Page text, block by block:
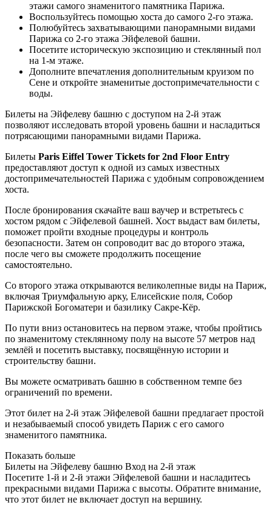
этажи самого знаменитого памятника Парижа.
Воспользуйтесь помощью хоста до самого 2-го этажа.
Полюбуйтесь захватывающими панорамными видами
Парижа со 2-го этажа Эйфелевой башни.
Посетите историческую экспозицию и стеклянный пол
на 1-м этаже.
Дополните впечатления дополнительным круизом по
Сене и откройте знаменитые достопримечательности с
воды.
Билеты на Эйфелеву башню с доступом на 2-й этаж
позволяют исследовать второй уровень башни и насладиться
потрясающими панорамными видами Парижа.
Билеты Paris Eiffel Tower Tickets for 2nd Floor Entry
предоставляют доступ к одной из самых известных
достопримечательностей Парижа с удобным сопровождением
хоста.
После бронирования скачайте ваш ваучер и встретьтесь с
хостом рядом с Эйфелевой башней. Хост выдаст вам билеты,
поможет пройти входные процедуры и контроль
безопасности. Затем он сопроводит вас до второго этажа,
после чего вы сможете продолжить посещение
самостоятельно.
Со второго этажа открываются великолепные виды на Париж,
включая Триумфальную арку, Елисейские поля, Собор
Парижской Богоматери и базилику Сакре-Кёр.
По пути вниз остановитесь на первом этаже, чтобы пройтись
по знаменитому стеклянному полу на высоте 57 метров над
землёй и посетить выставку, посвящённую истории и
строительству башни.
Вы можете осматривать башню в собственном темпе без
ограничений по времени.
Этот билет на 2-й этаж Эйфелевой башни предлагает простой
и незабываемый способ увидеть Париж с его самого
знаменитого памятника.
Показать больше
Билеты на Эйфелеву башню Вход на 2-й этаж
Посетите 1-й и 2-й этажи Эйфелевой башни и насладитесь
прекрасными видами Парижа с высоты. Обратите внимание,
что этот билет не включает доступ на вершину.